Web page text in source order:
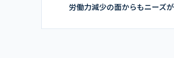
労働力減少の面からもニーズ